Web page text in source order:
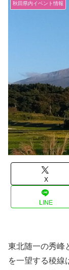
秋田県内イベント情報
X
LINE
東北随一の秀峰
を一望する稜線